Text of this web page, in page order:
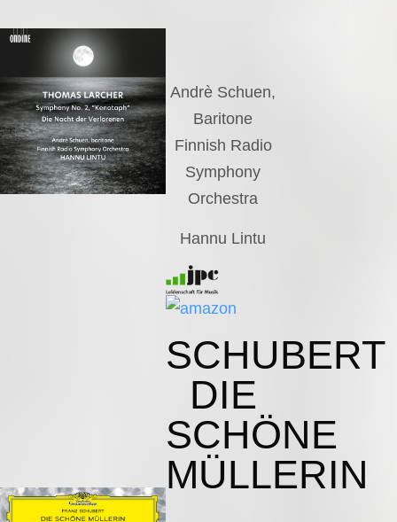
Andrè Schuen,
Baritone
Finnish Radio
Symphony
Orchestra
Hannu Lintu
SCHUBERT
DIE
SCHÖNE
MÜLLERIN